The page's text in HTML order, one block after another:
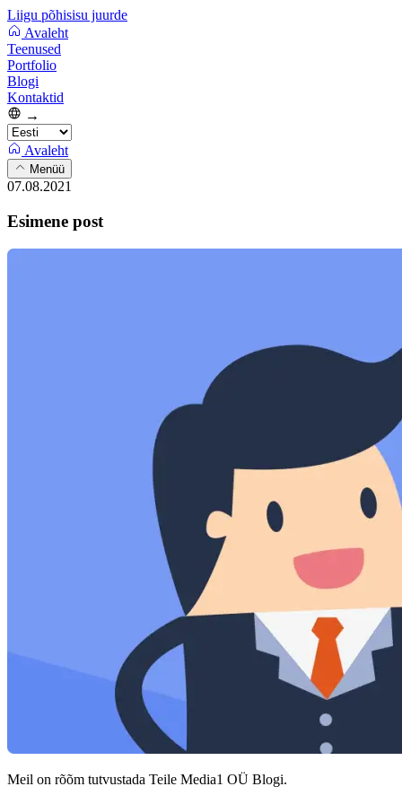
Liigu põhisisu juurde
Avaleht
Teenused
Portfolio
Blogi
Kontaktid
→
Avaleht
Menüü
07.08.2021
Esimene post
Meil on rõõm tutvustada Teile Media1 OÜ Blogi.